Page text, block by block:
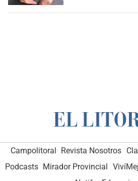
Campolitoral Revista Nosotros
Podcasts Mirador Provincial